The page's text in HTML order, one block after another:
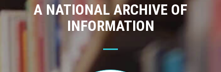
A NATIONAL ARCHIVE OF
INFORMATION